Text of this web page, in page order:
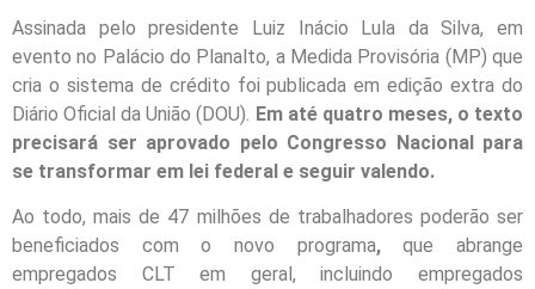
Assinada pelo presidente Luiz Inácio Lula da Silva, em
evento no Palácio do Planalto, a Medida Provisória (MP) que
cria o sistema de crédito foi publicada em edição extra do
Diário Oficial da União (DOU). Em até quatro meses, o texto
precisará ser aprovado pelo Congresso Nacional para
se transformar em lei federal e seguir valendo.
Ao todo, mais de 47 milhões de trabalhadores poderão ser
beneficiados com o novo programa,que abrange
empregados CLT em geral, incluindo empregados